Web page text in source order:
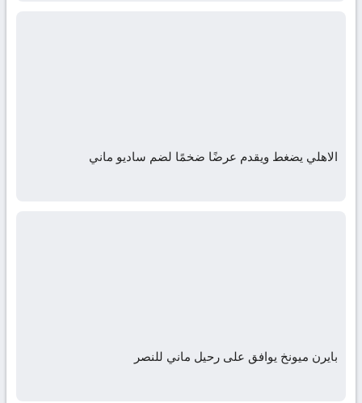
الاهلي يضغط ويقدم عرضًا ضخمًا لضم ساديو ماني
بايرن ميونخ يوافق على رحيل ماني للنصر